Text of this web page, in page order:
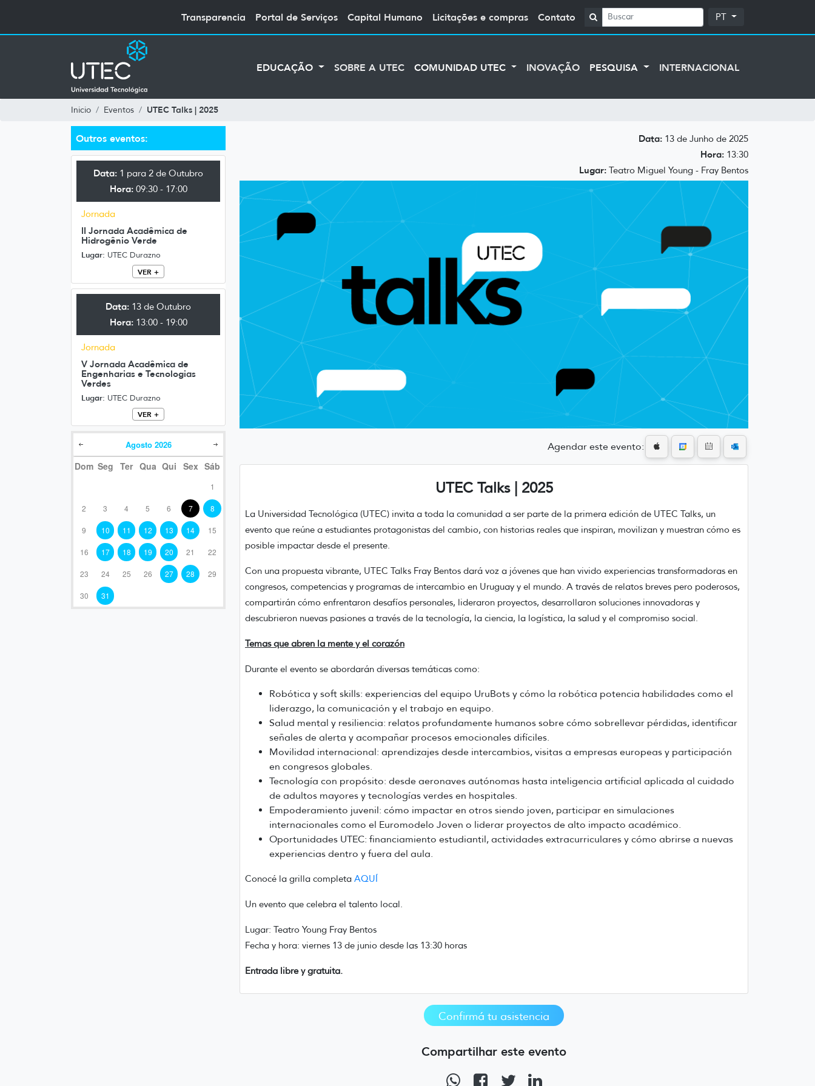
Transparencia Portal de Serviços Capital Humano Licitações e compras Contato PT
EDUCAÇÃO SOBRE A UTEC COMUNIDAD UTEC INOVAÇÃO PESQUISA INTERNACIONAL
Inicio Eventos UTEC Talks | 2025
Outros eventos:
Data: 1 para 2 de Outubro
Hora:09:30 - 17:00
Jornada
II Jornada Acadêmica de
Hidrogênio Verde
Lugar: UTEC Durazno
VER +
Data: 13 de Outubro
Hora:13:00 - 19:00
Jornada
V Jornada Acadêmica de
Engenharias e Tecnologias
Verdes
Lugar: UTEC Durazno
VER +
Agosto 2026
Dom Seg Ter Qua Qui Sex Sáb
1
2 3 4 5 6 7 8
9 10 11 12 13 14 15
16 17 18 19 20 21 22
23 24 25 26 27 28 29
30 31
Data: 13 de Junho de 2025
Hora: 13:30
Lugar: Teatro Miguel Young - Fray Bentos
Agendar este evento:
UTEC Talks | 2025
La Universidad Tecnológica (UTEC) invita a toda la comunidad a ser parte de la primera edición de UTEC Talks, un
evento que reúne a estudiantes protagonistas del cambio, con historias reales que inspiran, movilizan y muestran cómo es
posible impactar desde el presente.
Con una propuesta vibrante, UTEC Talks Fray Bentos dará voz a jóvenes que han vivido experiencias transformadoras en
congresos, competencias y programas de intercambio en Uruguay y el mundo. A través de relatos breves pero poderosos,
compartirán cómo enfrentaron desafíos personales, lideraron proyectos, desarrollaron soluciones innovadoras y
descubrieron nuevas pasiones a través de la tecnología, la ciencia, la logística, la salud y el compromiso social.
Temas que abren la mente y el corazón
Durante el evento se abordarán diversas temáticas como:
Robótica y soft skills: experiencias del equipo UruBots y cómo la robótica potencia habilidades como el
liderazgo, la comunicación y el trabajo en equipo.
Salud mental y resiliencia: relatos profundamente humanos sobre cómo sobrellevar pérdidas, identificar
señales de alerta y acompañar procesos emocionales difíciles.
Movilidad internacional: aprendizajes desde intercambios, visitas a empresas europeas y participación
en congresos globales.
Tecnología con propósito: desde aeronaves autónomas hasta inteligencia artificial aplicada al cuidado
de adultos mayores y tecnologías verdes en hospitales.
Empoderamiento juvenil: cómo impactar en otros siendo joven, participar en simulaciones
internacionales como el Euromodelo Joven o liderar proyectos de alto impacto académico.
Oportunidades UTEC: financiamiento estudiantil, actividades extracurriculares y cómo abrirse a nuevas
experiencias dentro y fuera del aula.
Conocé la grilla completa AQUÍ
Un evento que celebra el talento local.
Lugar: Teatro Young Fray Bentos
Fecha y hora: viernes 13 de junio desde las 13:30 horas
Entrada libre y gratuita.
Confirmá tu asistencia
Compartilhar este evento